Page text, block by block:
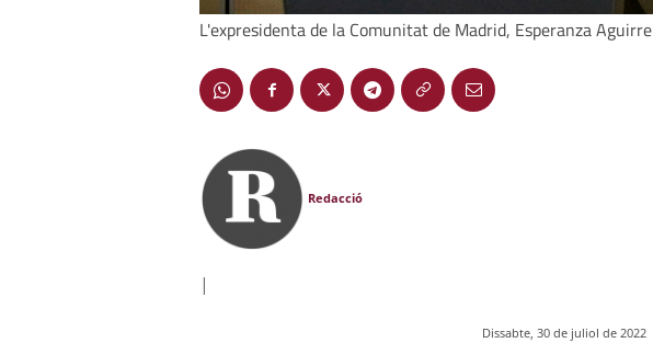
L'expresidenta de la Comunitat de Madrid, Esperanza Aguirre
Redacció
|
Dissabte, 30 de juliol de 2022